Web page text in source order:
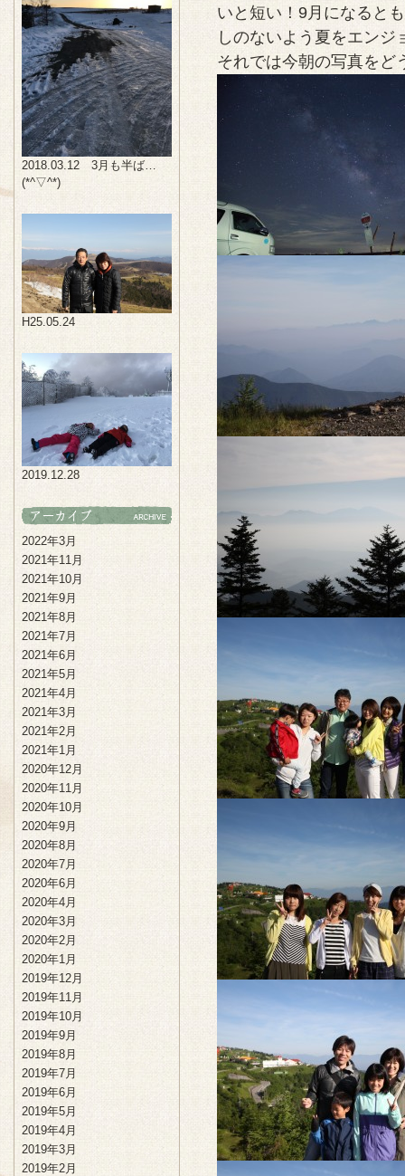
いと短い！9月になると
しのないよう夏をエンジ
それでは今朝の写真をど
2018.03.12 3月も半ば…
(*^▽^*)
H25.05.24
2019.12.28
2022年3月
2021年11月
2021年10月
2021年9月
2021年8月
2021年7月
2021年6月
2021年5月
2021年4月
2021年3月
2021年2月
2021年1月
2020年12月
2020年11月
2020年10月
2020年9月
2020年8月
2020年7月
2020年6月
2020年4月
2020年3月
2020年2月
2020年1月
2019年12月
2019年11月
2019年10月
2019年9月
2019年8月
2019年7月
2019年6月
2019年5月
2019年4月
2019年3月
2019年2月